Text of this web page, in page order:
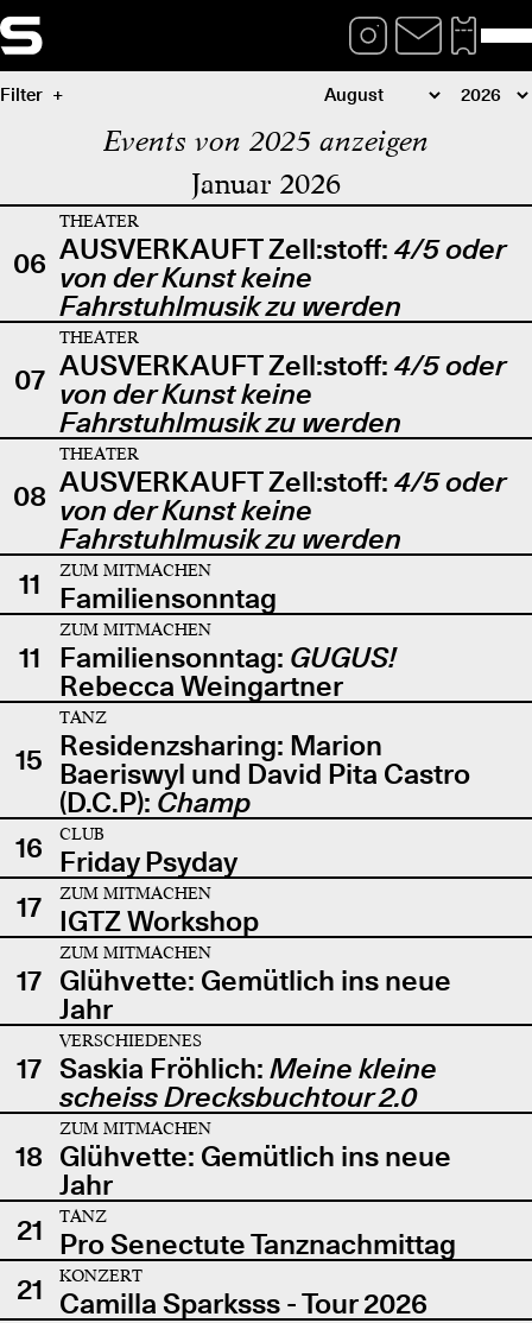
Filter
Events von 2025 anzeigen
Januar 2026
06
THEATER
AUSVERKAUFT Zell:stoff: 4/5 oder
von der Kunst keine
Fahrstuhlmusik zu werden
07
THEATER
AUSVERKAUFT Zell:stoff: 4/5 oder
von der Kunst keine
Fahrstuhlmusik zu werden
08
THEATER
AUSVERKAUFT Zell:stoff: 4/5 oder
von der Kunst keine
Fahrstuhlmusik zu werden
11
ZUM MITMACHEN
Familiensonntag
11
ZUM MITMACHEN
Familiensonntag: GUGUS!
Rebecca Weingartner
15
TANZ
Residenzsharing: Marion
Baeriswyl und David Pita Castro
(D.C.P): Champ
16
CLUB
Friday Psyday
17
ZUM MITMACHEN
IGTZ Workshop
17
ZUM MITMACHEN
Glühvette: Gemütlich ins neue
Jahr
17
VERSCHIEDENES
Saskia Fröhlich: Meine kleine
scheiss Drecksbuchtour 2.0
18
ZUM MITMACHEN
Glühvette: Gemütlich ins neue
Jahr
21
TANZ
Pro Senectute Tanznachmittag
21
KONZERT
Camilla Sparksss - Tour 2026